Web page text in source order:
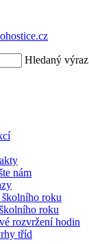
Hledaný výraz
nám
školního roku
roku
rozvržení hodin
tříd